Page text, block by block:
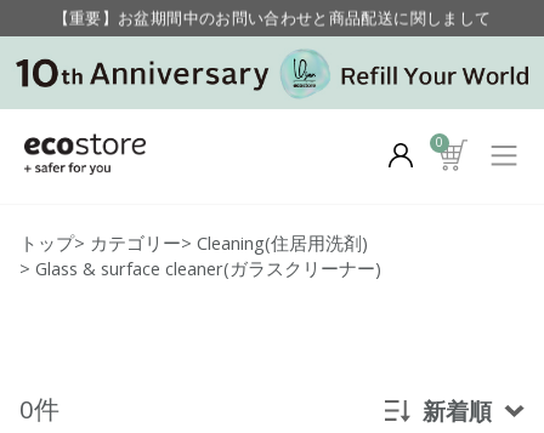
【重要】お盆期間中のお問い合わせと商品配送に関しまして
毎月お得にポイントが貯まる！ “月のポイントアップデー”
0
トップ> カテゴリー> Cleaning(住居用洗剤)
> Glass & surface cleaner(ガラスクリーナー)
0件 新着順